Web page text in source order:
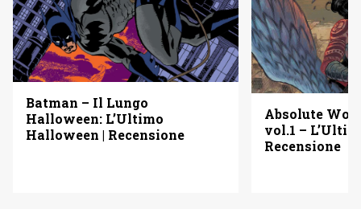
Batman – Il Lungo
Halloween: L’Ultimo
Halloween | Recensione
Absolute
vol.1 –
Recensione